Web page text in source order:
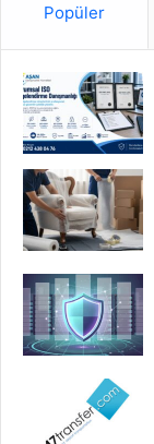
n
B
ş
v
u
u
a
a
B
Popüler